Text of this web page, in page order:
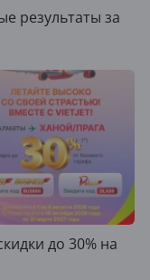
результаты за
до 30% на